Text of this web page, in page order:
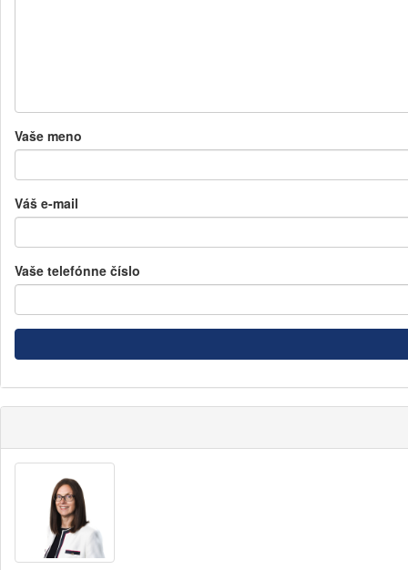
Vaše meno
Váš e-mail
Vaše telefónne číslo